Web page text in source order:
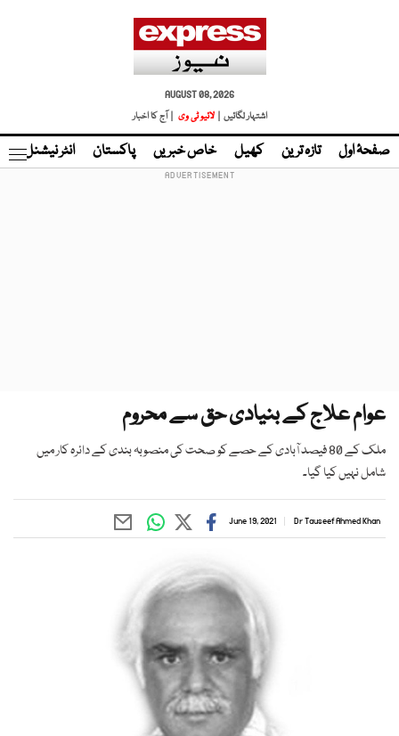
AUGUST 08, 2026
اشتہار لگائیں |
لائیو ٹی وی | آج کا اخبار
صفحۂ اول تازہ ترین کھیل خاص خبریں پاکستان انٹر نیشنل
عوام علاج کے بنیادی حق سے محروم
ملک کے 80 فیصد آبادی کے حصے کو صحت کی منصوبہ بندی کے دائرہ کار میں
شامل نہیں کیا گیا۔
Dr Tauseef Ahmed Khan
June 19, 2021